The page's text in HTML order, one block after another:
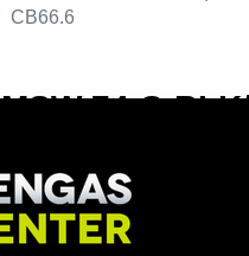
CB66.6
MSW 74
EAN:8027529221701
Tällä tuotteella ei ole